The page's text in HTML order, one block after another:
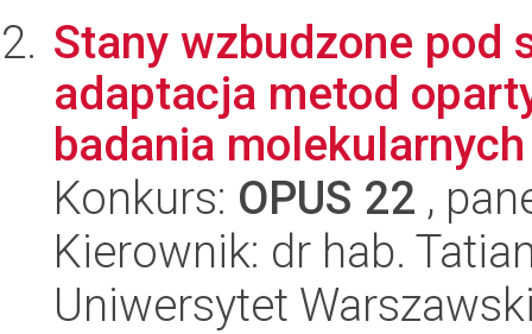
Stany wzbudzone pod
adaptacja metod
badania
Konkurs: OPUS 22 ,
Kierownik: dr hab.
Uniwersytet